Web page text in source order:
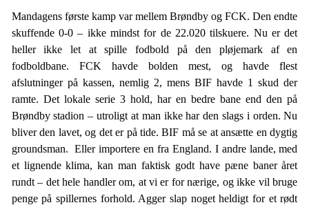
Mandagens første kamp var mellem Brøndby og FCK. Den endte
skuffende 0-0 – ikke mindst for de 22.020 tilskuere. Nu er det
heller ikke let at spille fodbold på den pløjemark af en
fodboldbane. FCK havde bolden mest, og havde flest
afslutninger på kassen, nemlig 2, mens BIF havde 1 skud der
ramte. Det lokale serie 3 hold, har en bedre bane end den på
Brøndby stadion – utroligt at man ikke har den slags i orden. Nu
bliver den lavet, og det er på tide. BIF må se at ansætte en dygtig
groundsman. Eller importere en fra England. I andre lande, med
et lignende klima, kan man faktisk godt have pæne baner året
rundt – det hele handler om, at vi er for nærige, og ikke vil bruge
penge på spillernes forhold. Agger slap noget heldigt for et rødt